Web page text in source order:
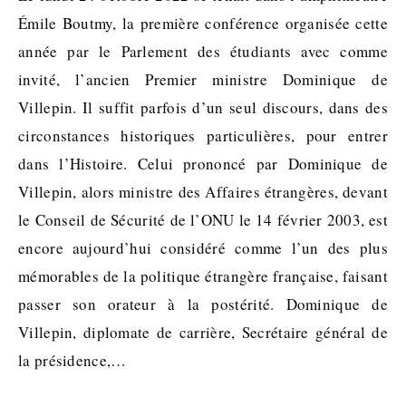
Émile Boutmy, la première conférence organisée cette
année par le Parlement des étudiants avec comme
invité, l’ancien Premier ministre Dominique de
Villepin. Il suffit parfois d’un seul discours, dans des
circonstances historiques particulières, pour entrer
dans l’Histoire. Celui prononcé par Dominique de
Villepin, alors ministre des Affaires étrangères, devant
le Conseil de Sécurité de l’ONU le 14 février 2003, est
encore aujourd’hui considéré comme l’un des plus
mémorables de la politique étrangère française, faisant
passer son orateur à la postérité. Dominique de
Villepin, diplomate de carrière, Secrétaire général de
la présidence,…